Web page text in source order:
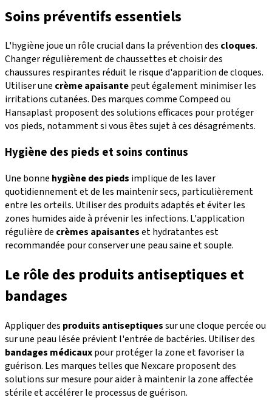
Soins préventifs essentiels
L'hygiène joue un rôle crucial dans la prévention des cloques.
Changer régulièrement de chaussettes et choisir des
chaussures respirantes réduit le risque d'apparition de cloques.
Utiliser une crème apaisantepeut également minimiser les
irritations cutanées. Des marques comme Compeed ou
Hansaplast proposent des solutions efficaces pour protéger
vos pieds, notamment si vous êtes sujet à ces désagréments.
Hygiène des pieds et soins continus
Une bonne hygiène des pieds implique de les laver
quotidiennement et de les maintenir secs, particulièrement
entre les orteils. Utiliser des produits adaptés et éviter les
zones humides aide à prévenir les infections. L'application
régulière de crèmes apaisanteset hydratantes est
recommandée pour conserver une peau saine et souple.
Le rôle des produits antiseptiques et
bandages
Appliquer des produits antiseptiquessur une cloque percée ou
sur une peau lésée prévient l'entrée de bactéries. Utiliser des
bandages médicauxpour protéger la zone et favoriser la
guérison. Les marques telles que Nexcare proposent des
solutions sur mesure pour aider à maintenir la zone affectée
stérile et accélérer le processus de guérison.